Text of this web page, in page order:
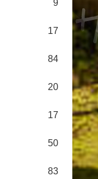
9
17
84
20
17
50
83